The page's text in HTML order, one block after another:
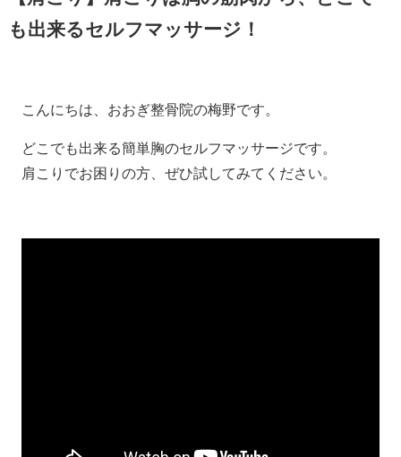
も出来るセルフマッサージ！
こんにちは、おおぎ整骨院の梅野です。
どこでも出来る簡単胸のセルフマッサージです。
肩こりでお困りの方、ぜひ試してみてください。